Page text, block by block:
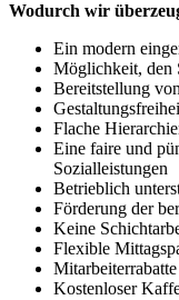
Wodurch wir
Ein modern
Möglichkeit, den
Bereitstellung
Flache
Eine faire und
Sozialleistungen
Betrieblich
Förderung der
Keine
Flexible
Mitarbeiterrabatte
Kostenloser